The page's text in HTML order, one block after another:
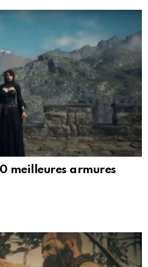
meilleures armures